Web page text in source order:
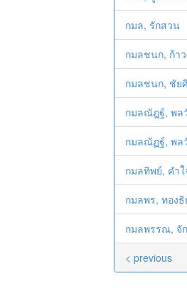
กมล, รักสวน
กมลชนก, ก้า
กมลชนก, ชัย
กมลณัฎฐ์, พล
กมลณัฏฐ์, พล
กมลทิพย์, คำใ
กมลพร, ทองธิ
กมลพรรณ, จั
< previous